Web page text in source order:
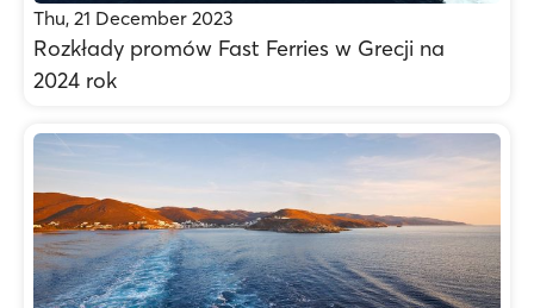
Thu, 21 December 2023
Rozkłady promów Fast Ferries w Grecji na
2024 rok